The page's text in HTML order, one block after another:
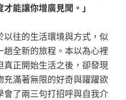
能讓你增廣見聞。」
往的生活環境與方式，似
全新的旅程。本以為心裡
正開始生活之後，卻發現
充滿著無限的好奇與躍躍欲
了兩三句打招呼與自我介